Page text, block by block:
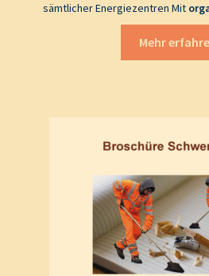
sämtlicher Energiezentren Mit
Mehr